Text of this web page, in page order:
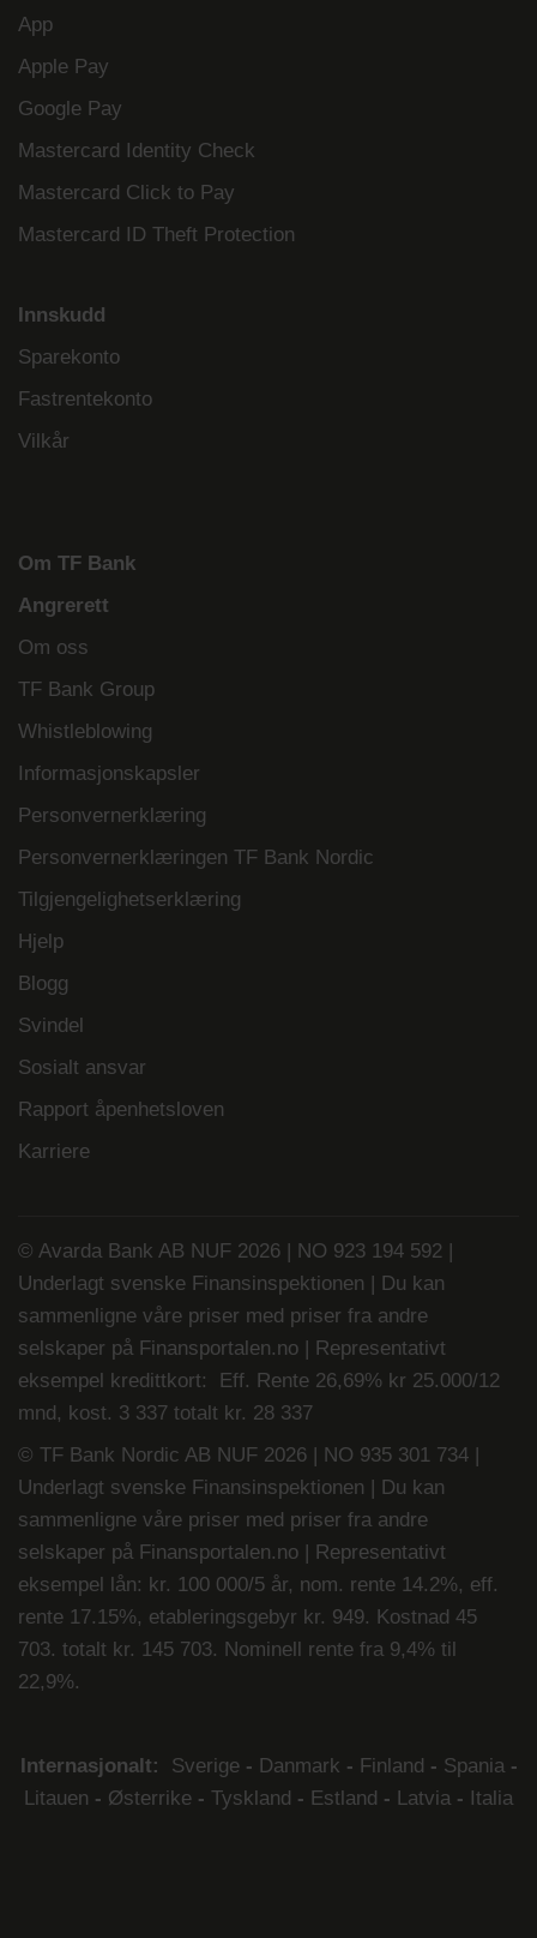
App
Apple Pay
Google Pay
Mastercard Identity Check
Mastercard Click to Pay
Mastercard ID Theft Protection
Innskudd
Sparekonto
Fastrentekonto
Vilkår
Om TF Bank
Angrerett
Om oss
TF Bank Group
Whistleblowing
Informasjonskapsler
Personvernerklæring
Personvernerklæringen TF Bank Nordic
Tilgjengelighetserklæring
Hjelp
Blogg
Svindel
Sosialt ansvar
Rapport åpenhetsloven
Karriere
© Avarda Bank AB NUF 2026 | NO 923 194 592 |
Underlagt svenske Finansinspektionen | Du kan
sammenligne våre priser med priser fra andre
selskaper på Finansportalen.no | Representativt
eksempel kredittkort: Eff. Rente 26,69% kr 25.000/12
mnd, kost. 3 337 totalt kr. 28 337
© TF Bank Nordic AB NUF 2026 | NO 935 301 734 |
Underlagt svenske Finansinspektionen | Du kan
sammenligne våre priser med priser fra andre
selskaper på Finansportalen.no | Representativt
eksempel lån: kr. 100 000/5 år, nom. rente 14.2%, eff.
rente 17.15%, etableringsgebyr kr. 949. Kostnad 45
703. totalt kr. 145 703. Nominell rente fra 9,4% til
22,9%.
Internasjonalt: Sverige- Danmark - Finland - Spania-
Litauen - Østerrike - Tyskland - Estland - Latvia - Italia